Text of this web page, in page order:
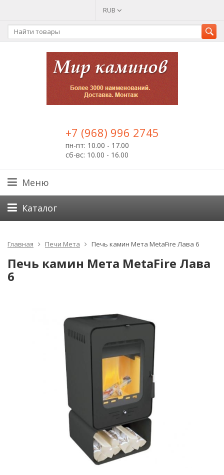
RUB
+7 (968) 996 2745
пн-пт: 10.00 - 17.00
сб-вс: 10.00 - 16.00
Меню
Каталог
Главная Печи Мета Печь камин Мета MetaFire Лава 6
Печь камин Мета MetaFire Лава
6